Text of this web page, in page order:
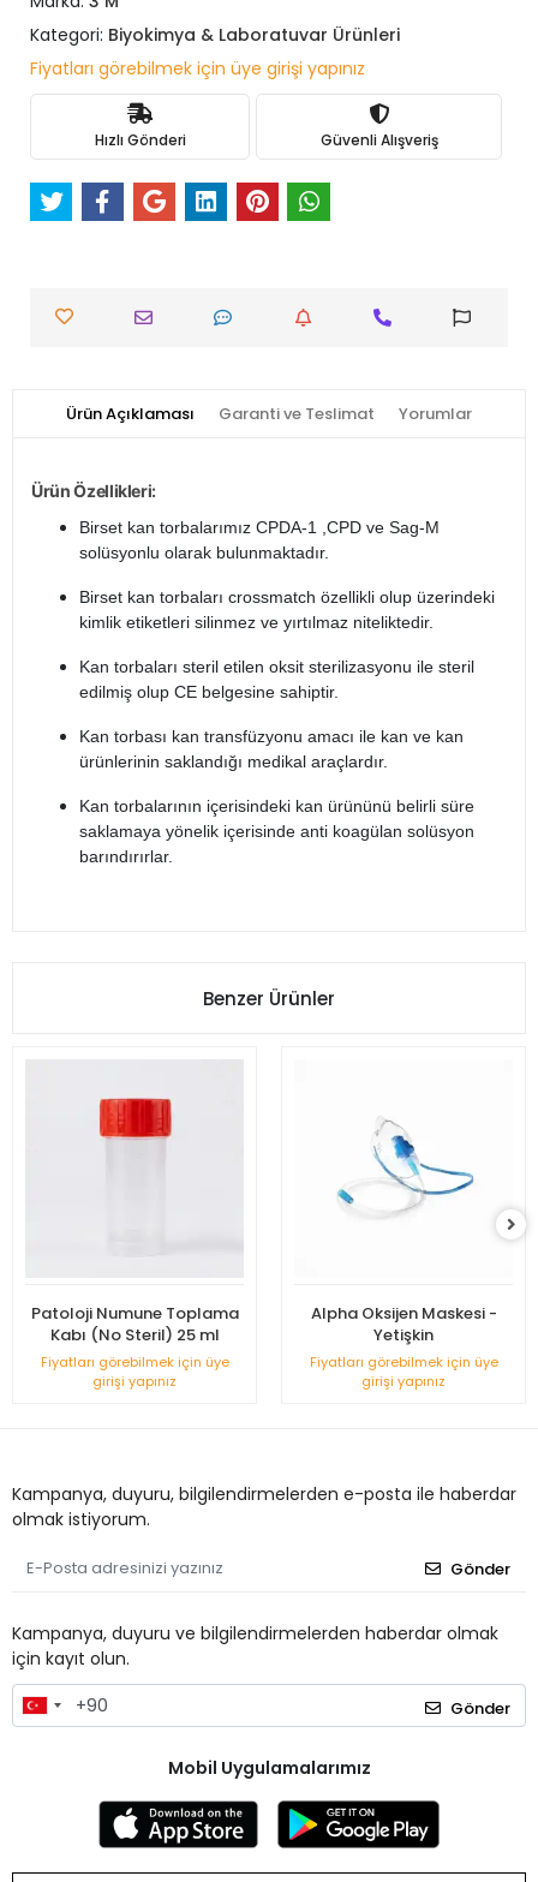
Kategori: Biyokimya & Laboratuvar Ürünleri
Fiyatları görebilmek için üye girişi yapınız
Hızlı Gönderi Güvenli Alışveriş
Ürün Açıklaması Garanti ve Teslimat Yorumlar
Ürün Özellikleri:
Birset kan torbalarımız CPDA-1 ,CPD ve Sag-M
solüsyonlu olarak bulunmaktadır.
Birset kan torbaları crossmatch özellikli olup üzerindeki
kimlik etiketleri silinmez ve yırtılmaz niteliktedir.
Kan torbaları steril etilen oksit sterilizasyonu ile steril
edilmiş olup CE belgesine sahiptir.
Kan torbası kan transfüzyonu amacı ile kan ve kan
ürünlerinin saklandığı medikal araçlardır.
Kan torbalarının içerisindeki kan ürününü belirli süre
saklamaya yönelik içerisinde anti koagülan solüsyon
barındırırlar.
Benzer Ürünler
Patoloji Numune Toplama
Kabı (No Steril) 25 ml
Fiyatları görebilmek için üye
girişi yapınız
Alpha Oksijen Maskesi -
Yetişkin
Fiyatları görebilmek için üye
girişi yapınız
Kampanya, duyuru, bilgilendirmelerden e-posta ile haberdar
olmak istiyorum.
Gönder
Kampanya, duyuru ve bilgilendirmelerden haberdar olmak
için kayıt olun.
Gönder
Mobil Uygulamalarımız